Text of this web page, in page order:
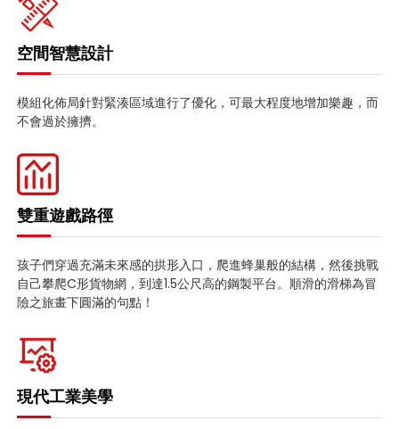
空間智慧設計
模組化佈局針對緊湊區域進行了優化，可最大程度地增加樂趣，而
不會過於擁擠。
雙重遊戲路徑
孩子們穿過充滿未來感的拱形入口，爬進蜂巢般的結構，然後挑戰
自己攀爬C形貨物網，到達1.5公尺高的鋼製平台。順滑的滑梯為冒
險之旅畫下圓滿的句點！
現代工業美學